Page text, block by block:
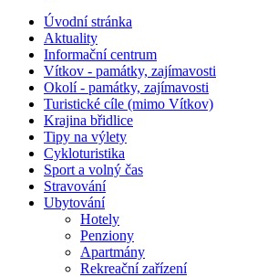
Úvodní stránka
Aktuality
Informační centrum
Vítkov - památky, zajímavosti
Okolí - památky, zajímavosti
Turistické cíle (mimo Vítkov)
Krajina břidlice
Tipy na výlety
Cykloturistika
Sport a volný čas
Stravování
Ubytování
Hotely
Penziony
Apartmány
Rekreační zařízení